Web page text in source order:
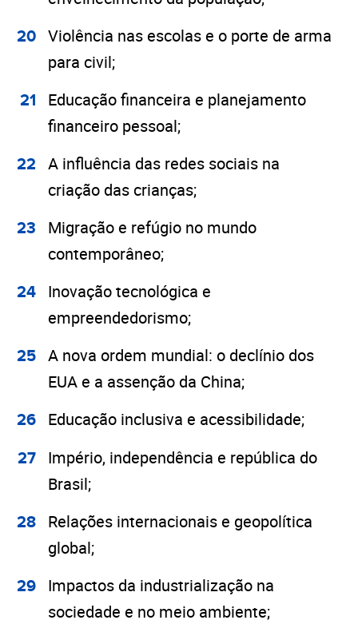
Violência nas escolas e o porte de arma
para civil;
Educação financeira e planejamento
financeiro pessoal;
A influência das redes sociais na
criação das crianças;
Migração e refúgio no mundo
contemporâneo;
Inovação tecnológica e
empreendedorismo;
A nova ordem mundial: o declínio dos
EUA e a assenção da China;
Educação inclusiva e acessibilidade;
Império, independência e república do
Brasil;
Relações internacionais e geopolítica
global;
Impactos da industrialização na
sociedade e no meio ambiente;